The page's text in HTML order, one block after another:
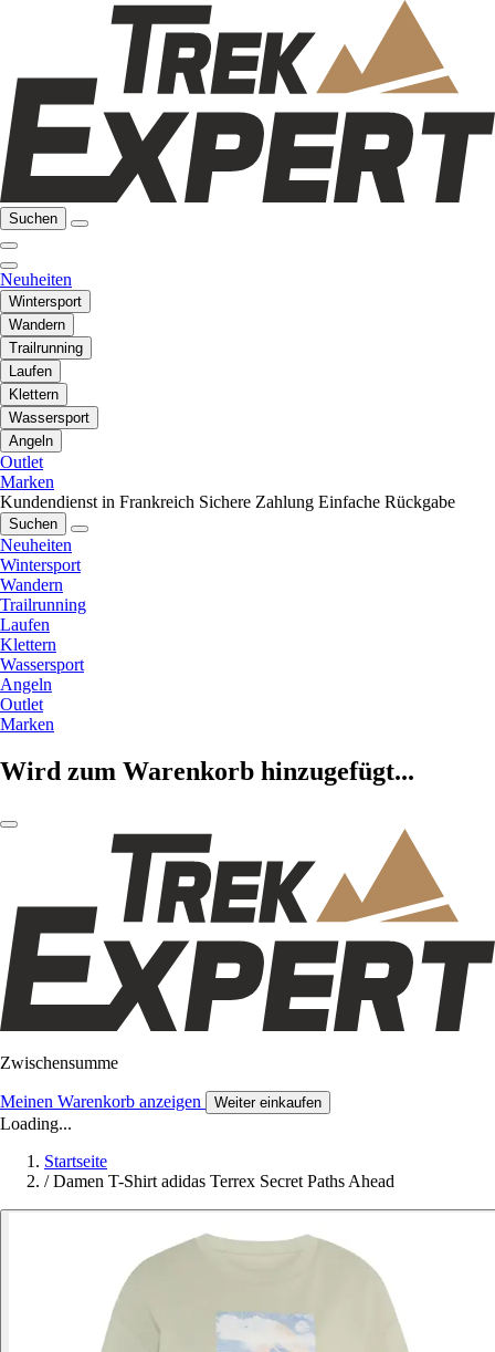
Suchen
Neuheiten
Wintersport
Wandern
Trailrunning
Laufen
Klettern
Wassersport
Angeln
Outlet
Marken
Kundendienst in Frankreich Sichere Zahlung Einfache Rückgabe
Suchen
Neuheiten
Wintersport
Wandern
Trailrunning
Laufen
Klettern
Wassersport
Angeln
Outlet
Marken
Wird zum Warenkorb hinzugefügt...
Zwischensumme
Meinen Warenkorb anzeigen Weiter einkaufen
Loading...
Startseite
/ Damen T-Shirt adidas Terrex Secret Paths Ahead